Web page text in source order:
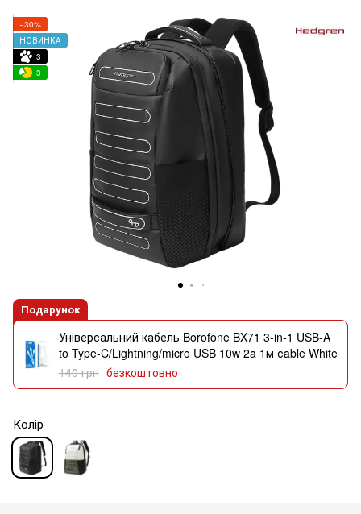
−30%
НОВИНКА
3
3
Подарунок
Універсальний кабель Borofone BX71 3-in-1 USB-A
to Type-C/Lightning/micro USB 10w 2a 1м сable White
140 грн безкоштовно
Колір